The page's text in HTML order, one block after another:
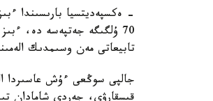
70 ۇلگىگە جەتپەسە دە،
تابيعاتى مەن وسىمدىك